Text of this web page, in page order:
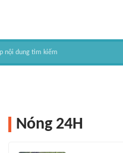
Nóng 24H